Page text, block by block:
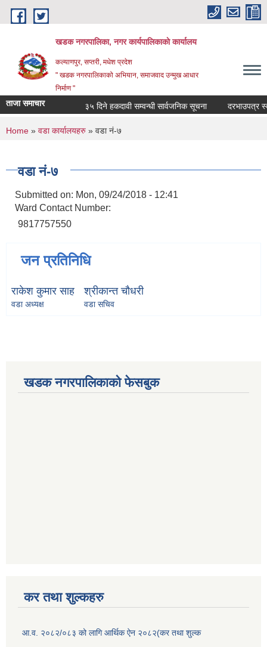
Skip to main content
खडक नगरपालिका, नगर कार्यपालिकाकाे कार्यालय
कल्याणपुर, सप्तरी, मधेश प्रदेश
" खडक नगरपालिकाको अभियान, समाजवाद उन्मुख आधार
निर्माण "
ताजा समाचार ३५ दिने हकदावी सम्वन्धी सार्वजनिक सूचना दरभाउपत्र
You are here
Home » वडा कार्यालयहरु » वडा नं-७
वडा नं-७
Submitted on: Mon, 09/24/2018 - 12:41
Ward Contact Number:
9817757550
जन प्रतिनिधि
राकेश कुमार साह
वडा अध्यक्ष
श्रीकान्त चौधरी
वडा सचिव
खडक नगरपालिकाको फेसबुक
कर तथा शुल्कहरु
आ.व. २०८२/०८३ को लागि आर्थिक ऐन २०८२(कर तथा शुल्क